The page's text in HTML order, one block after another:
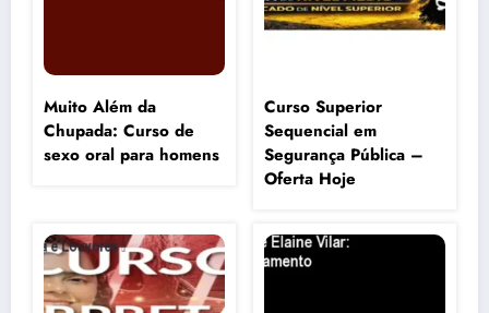
Muito Além da
Chupada: Curso de
sexo oral para homens
Curso Superior
Sequencial em
Segurança Pública –
Oferta Hoje